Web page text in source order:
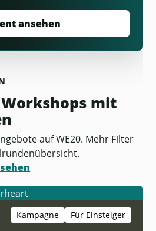
ansehen
mit
auf WE20. Mehr Filter
Kampagne Für Einsteiger